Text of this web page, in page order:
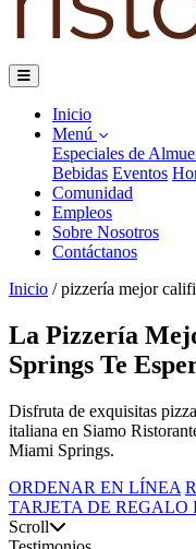
Inicio
Menú
Especiales de
Bebidas Eventos
Comunidad
Empleos
Sobre Nosotros
Contáctanos
Inicio / pizzería mejor
La Pizzería
Springs Te
Disfruta de exquisitas
italiana en Siamo
Miami Springs.
ORDENAR EN LÍNEA
TARJETA DE REGALO
Scroll